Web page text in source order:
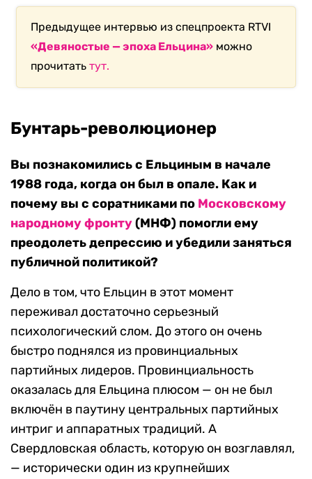
Предыдущее интервью из спецпроекта RTVI
«Девяностые —эпоха Ельцина» можно
прочитатьтут.
Бунтарь-революционер
Вы познакомились с Ельциным в начале
1988 года, когда он был в опале. Как и
почему вы с соратниками по Московскому
народному фронту(МНФ) помогли ему
преодолеть депрессию и убедили заняться
публичной политикой?
Дело в том, что Ельцин в этот момент
переживал достаточно серьезный
психологический слом. До этого он очень
быстро поднялся из провинциальных
партийных лидеров. Провинциальность
оказалась для Ельцина плюсом — он не был
включён в паутину центральных партийных
интриг и аппаратных традиций. А
Свердловская область, которую он возглавлял,
— исторически один из крупнейших